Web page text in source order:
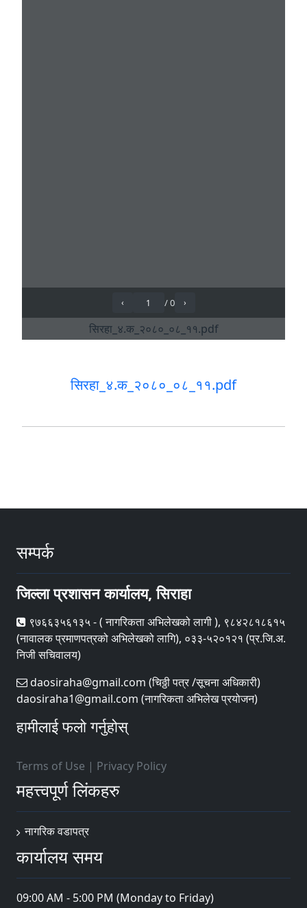
सिरहा_४.क_२०८०_०८_११.pdf
सम्पर्क
जिल्ला प्रशासन कार्यालय, सिराहा
९७६६३५६१३५ - ( नागरिकता अभिलेखको लागी ), ९८४२८१८६१५
(नावालक प्रमाणपत्रको अभिलेखको लागि), ०३३-५२०१२१ (प्र.जि.अ.
निजी सचिवालय)
daosiraha@gmail.com (चिठ्ठी पत्र /सूचना अधिकारी)
daosiraha1@gmail.com (नागरिकता अभिलेख प्रयोजन)
हामीलाई फलो गर्नुहोस्
Terms of Use | Privacy Policy
महत्त्वपूर्ण लिंकहरु
नागरिक वडापत्र
कार्यालय समय
09:00 AM - 5:00 PM (Monday to Friday)